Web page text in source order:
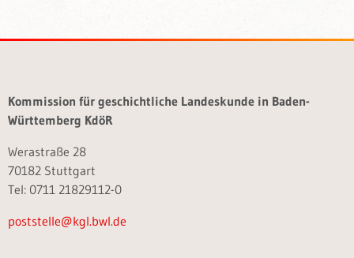
Kommission für geschichtliche Landeskunde in Baden-
Württemberg KdöR
Werastraße 28
70182 Stuttgart
Tel: 0711 21829112-0
poststelle@kgl.bwl.de